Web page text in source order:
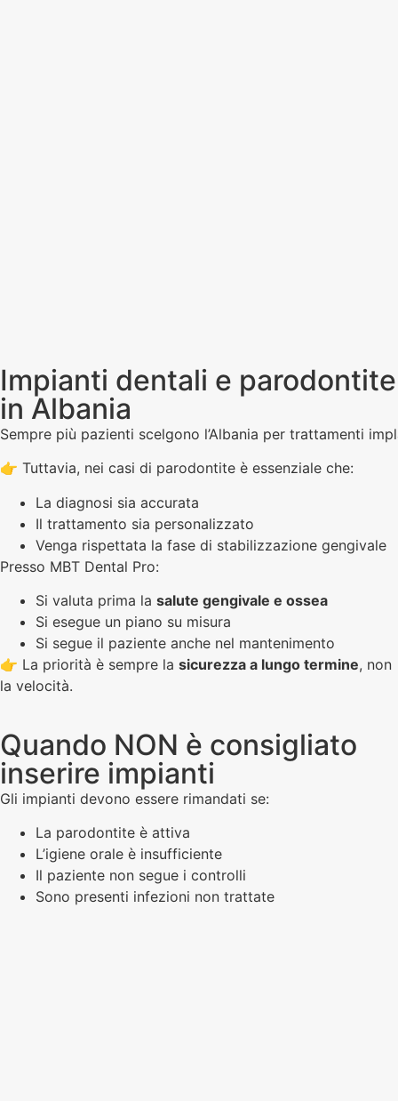
Impianti dentali e parodontite
in Albania
Sempre più pazienti scelgono l’Albania per trattamenti
👉 Tuttavia, nei casi di parodontite è essenziale che:
La diagnosi sia accurata
Il trattamento sia personalizzato
Venga rispettata la fase di stabilizzazione gengivale
Presso MBT Dental Pro:
Si valuta prima la salute gengivale e ossea
Si esegue un piano su misura
Si segue il paziente anche nel mantenimento
👉 La priorità è sempre la sicurezza a lungo termine, non
la velocità.
Quando NON è consigliato
inserire impianti
Gli impianti devono essere rimandati se:
La parodontite è attiva
L’igiene orale è insufficiente
Il paziente non segue i controlli
Sono presenti infezioni non trattate